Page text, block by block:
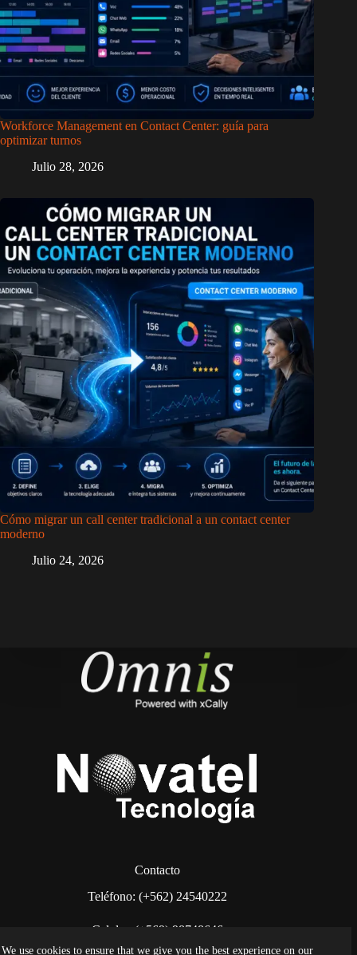
We use cookies to ensure that we give you the best experience on our
Workforce Management en Contact Center: guía para
optimizar turnos
Julio 28, 2026
Cómo migrar un call center tradicional a un contact center
moderno
Julio 24, 2026
Contacto
Teléfono: (+562) 24540222
Celular: (+569) 98748646